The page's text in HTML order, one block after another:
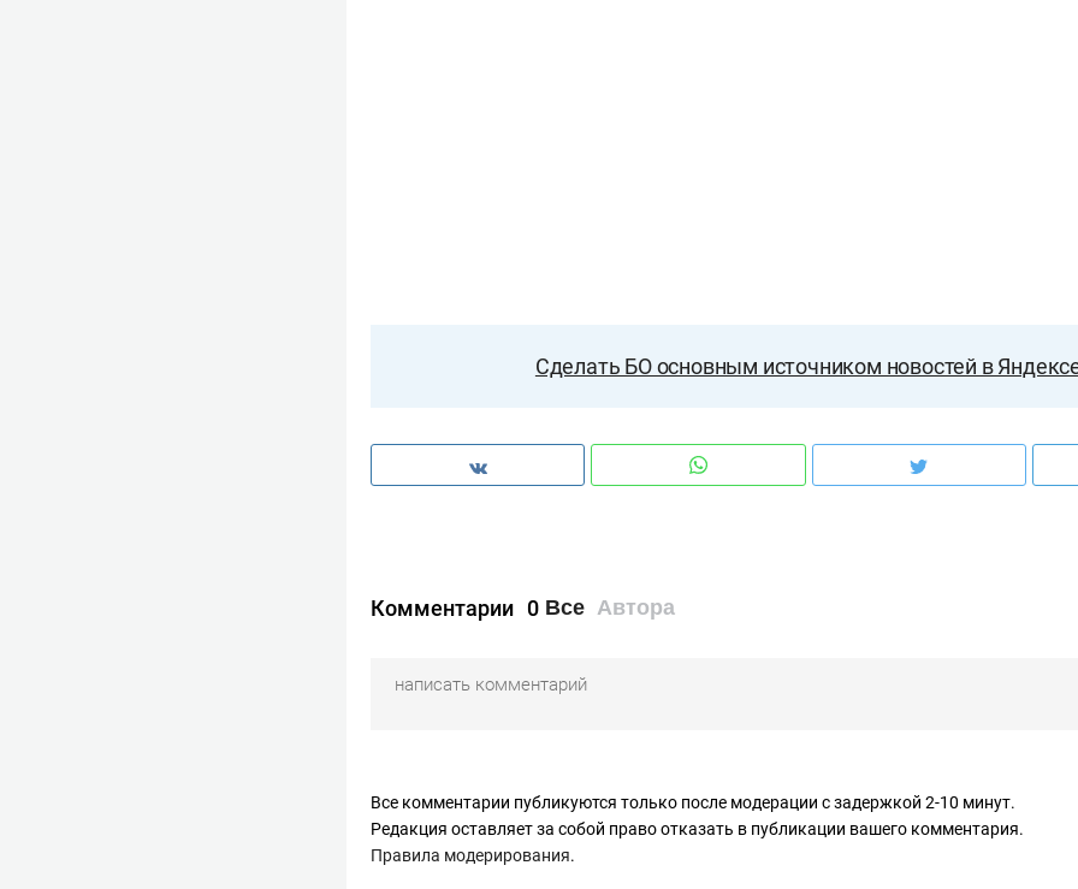
Сделать БО основным источником новостей в
Комментарии 0 Все Автора
Все комментарии публикуются только после модерации с задержкой 2-10 минут.
Редакция оставляет за собой право отказать в публикации вашего комментария.
Правила модерирования.